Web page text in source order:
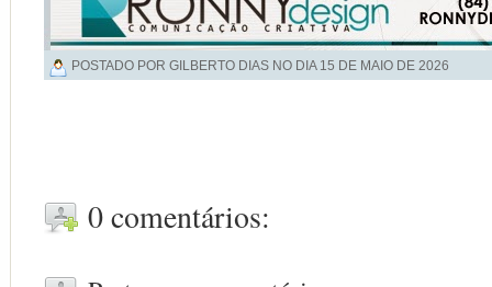
POSTADO POR GILBERTO DIAS NO DIA 15 DE MAIO DE 2026
0 comentários: